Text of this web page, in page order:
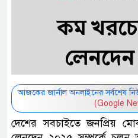
আজকের জার্নাল অনলাইনের সর্বশেষ
(Google
দেশের সবচাইতে জনপ্রিয়